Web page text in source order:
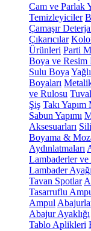
Cam ve Parlak
Temizleyiciler
Çamaşır
Çıkarıcılar
Ürünleri Parti
Boya ve Resim
Sulu Boya
Boyaları
ve Rulosu Tuval
Şiş Takı
Sabun Yapımı
Aksesuarları
Boyama &
Aydınlatmaları
Lambaderler ve
Lambader Ayağı
Tavan Spotlar
Tasarruflu
Ampul
Abajur Ayaklığı
Tablo Aplikleri